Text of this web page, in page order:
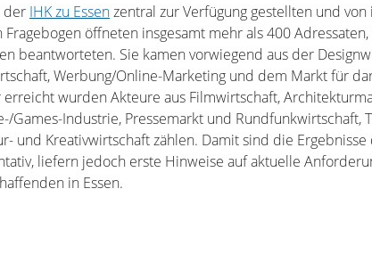
der IHK zu Essenzentral zur Verfügung gestellten und
Fragebogen öffneten insgesamt mehr als 400
beantworteten. Sie kamen vorwiegend aus der
Werbung/Online-Marketing und dem Markt für
erreicht wurden Akteure aus Filmwirtschaft,
Games-Industrie, Pressemarkt und Rundfunkwirtschaft,
und Kreativwirtschaft zählen. Damit sind die
liefern jedoch erste Hinweise auf aktuelle
in Essen.